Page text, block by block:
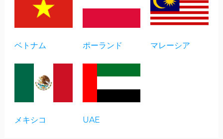
ベトナム ポーランド マレーシア
メキシコ UAE